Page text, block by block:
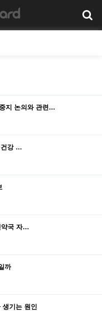
지 논의와 관련…
건강 …
약국 자…
까
생기는 원인